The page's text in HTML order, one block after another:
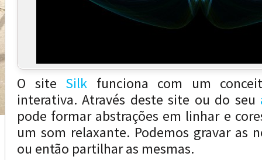
O site Silk funciona com um
interativa. Através deste site ou do seu
pode formar abstrações em linhar e
um som relaxante. Podemos gravar as
ou então partilhar as mesmas.